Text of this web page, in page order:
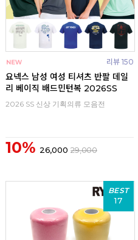
리뷰 150
요넥스 남성 여성 티셔츠 반팔 데일
리 베이직 배드민턴복 2026SS
2026 SS 신상 기획의류 모음전
10% 26,000 29,000
BEST
17